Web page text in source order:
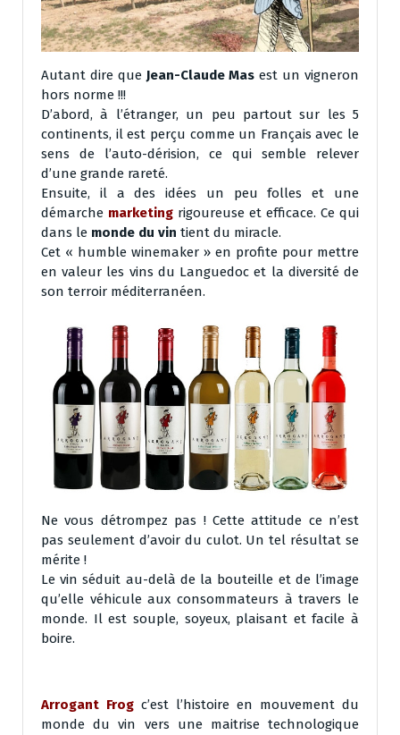
Autant dire que Jean-Claude Mas est un vigneron
hors norme !!!
D’abord, à l’étranger, un peu partout sur les 5
continents, il est perçu comme un Français avec le
sens de l’auto-dérision, ce qui semble relever
d’une grande rareté.
Ensuite, il a des idées un peu folles et une
démarche marketing rigoureuse et efficace. Ce qui
dans le monde du vin tient du miracle.
Cet « humble winemaker » en profite pour mettre
en valeur les vins du Languedoc et la diversité de
son terroir méditerranéen.
Ne vous détrompez pas ! Cette attitude ce n’est
pas seulement d’avoir du culot. Un tel résultat se
mérite !
Le vin séduit au-delà de la bouteille et de l’image
qu’elle véhicule aux consommateurs à travers le
monde. Il est souple, soyeux, plaisant et facile à
boire.
Arrogant Frog c’est l’histoire en mouvement du
monde du vin vers une maitrise technologique